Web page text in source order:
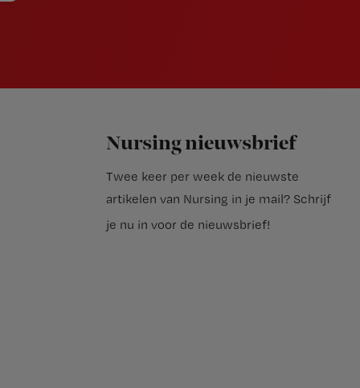
Nursing nieuwsbrief
Twee keer per week de nieuwste
artikelen van Nursing in je mail? Schrijf
je nu in voor de nieuwsbrief!